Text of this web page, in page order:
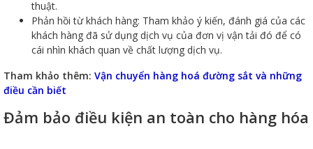
thuật.
Phản hồi từ khách hàng: Tham khảo ý kiến, đánh giá của các
khách hàng đã sử dụng dịch vụ của đơn vị vận tải đó để có
cái nhìn khách quan về chất lượng dịch vụ.
Tham khảo thêm: Vận chuyển hàng hoá đường sắt và những
điều cần biết
Đảm bảo điều kiện an toàn cho hàng hóa